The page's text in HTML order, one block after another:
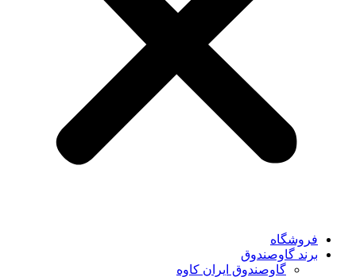
فروشگاه
برند گاوصندوق
گاوصندوق ایران کاوه